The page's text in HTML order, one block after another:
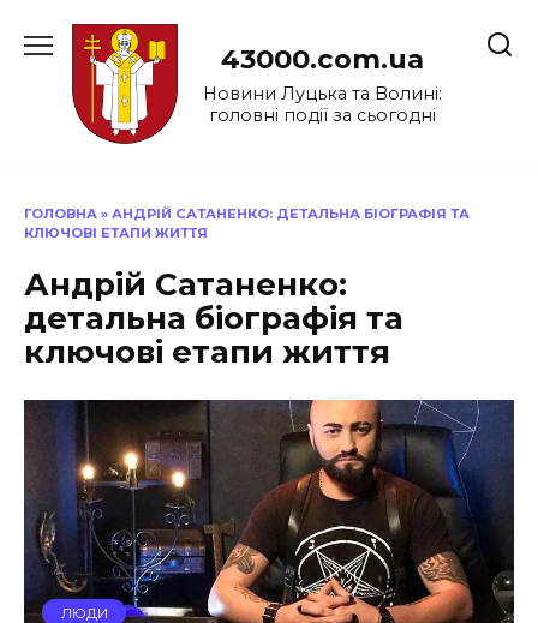
до
43000.com.ua
Новини Луцька та Волині:
головні події за сьогодні
ГОЛОВНА » АНДРІЙ САТАНЕНКО: ДЕТАЛЬНА БІОГРАФІЯ ТА
КЛЮЧОВІ ЕТАПИ ЖИТТЯ
Андрій Сатаненко:
детальна біографія та
ключові етапи життя
ЛЮДИ